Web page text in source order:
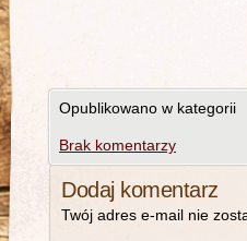
Opublikowano w kategorii
Brak komentarzy
Dodaj komentarz
Twój adres e-mail nie